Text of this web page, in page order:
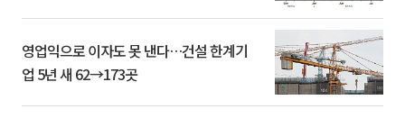
영업익으로 이자도 못 낸다…건설 한계기
업 5년 새 62→173곳